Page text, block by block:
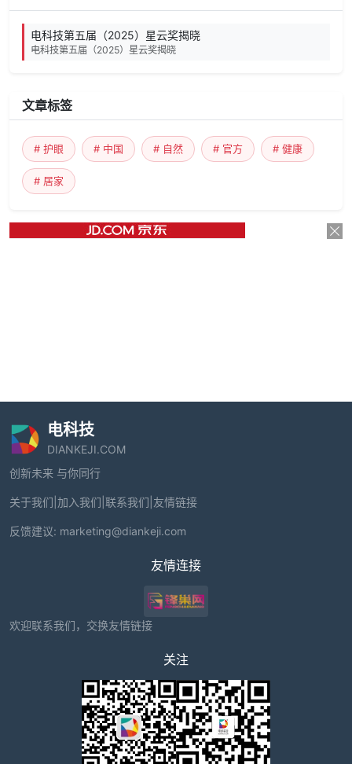
电科技第五届（2025）星云奖揭晓
电科技第五届（2025）星云奖揭晓
文章标签
# 护眼 # 中国 # 自然 # 官方 # 健康
# 居家
电科技
DIANKEJI.COM
创新未来 与你同行
关于我们 加入我们 联系我们 友情链接
反馈建议: marketing@diankeji.com
友情连接
欢迎联系我们，交换友情链接
关注